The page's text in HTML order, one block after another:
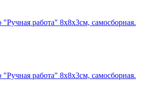
"Ручная работа" 8х8х3см, самосборная.
"Ручная работа" 8х8х3см, самосборная.